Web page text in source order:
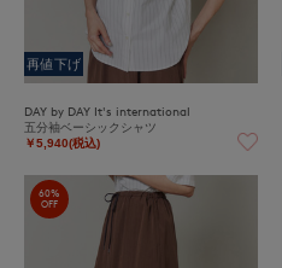
再値下げ
DAY by DAY It's international
五分袖ベーシックシャツ
￥5,940(税込)
60%
OFF